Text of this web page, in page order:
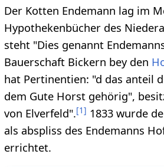
Der Kotten Endemann lag im
Hypothekenbücher des
steht "Dies genannt
Bauerschaft Bickern bey den
hat Pertinentien: "d das anteil
dem Gute Horst gehörig",
von Elverfeld".[1] 1833 wurde
als abspliss des Endemanns
errichtet.